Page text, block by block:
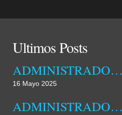
Ultimos Posts
ADMINISTRADORA MUNICIPAL DA DAMBA RECEBEU ONTEM TÉCNICOS DA EMPRESA OSSIYETO
16 Mayo 2025
ADMINISTRADORA MUNICIPAL DA DAMBA REALIZOU HOJE JORNADA DE CAMPO